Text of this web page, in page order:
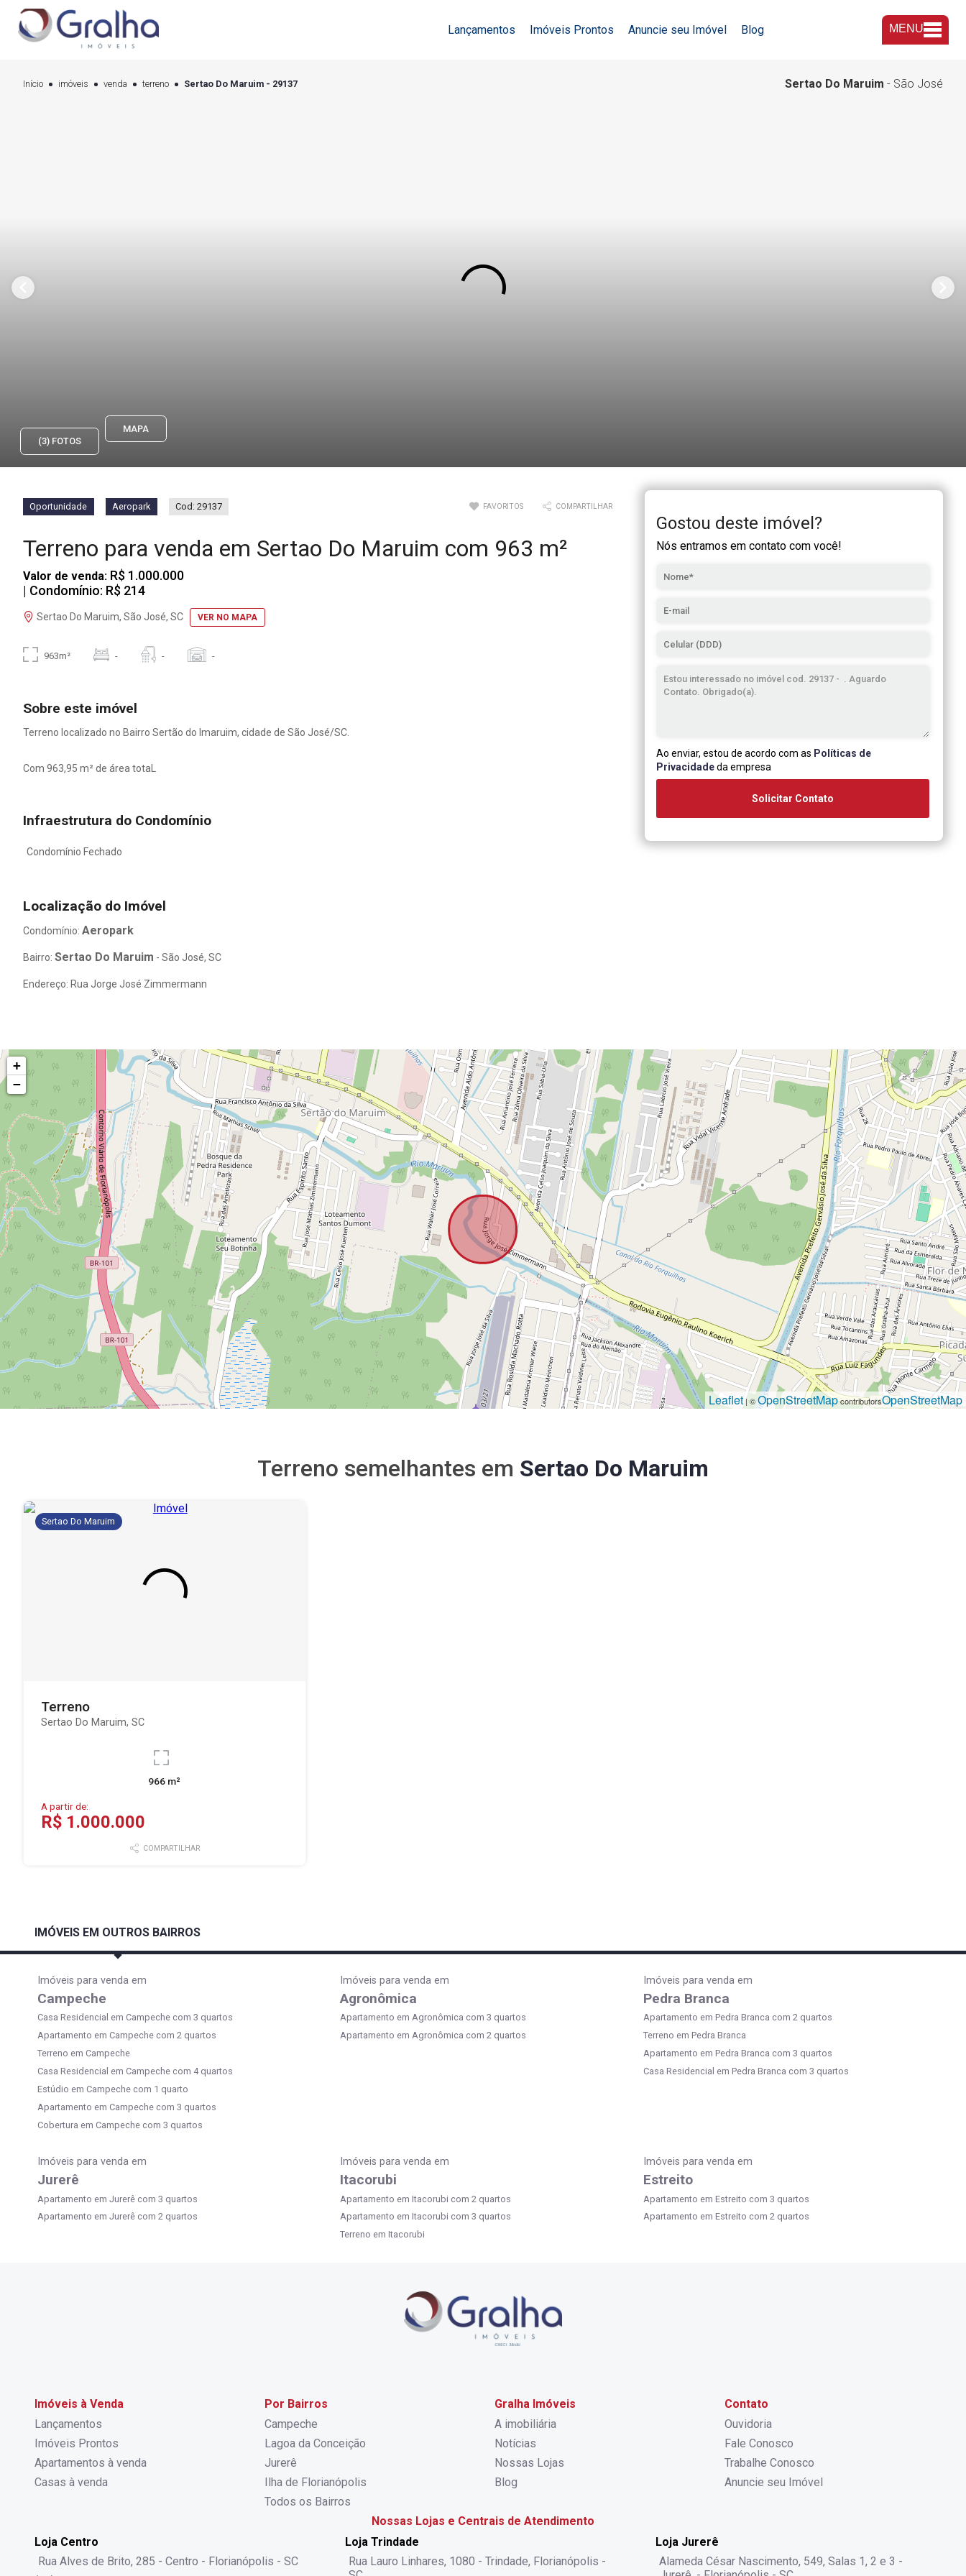
Lançamentos Imóveis Prontos Anuncie seu Imóvel Blog MENU
Início imóveis venda terreno Sertao Do Maruim - 29137 Sertao Do Maruim - São José
(3) FOTOS
MAPA
Oportunidade Aeropark Cod: 29137 FAVORITOS COMPARTILHAR
Terreno para venda em Sertao Do Maruim com 963 m²
Valor de venda: R$ 1.000.000
| Condomínio: R$ 214
Sertao Do Maruim, São José, SC VER NO MAPA
963m² - - -
Sobre este imóvel
Terreno localizado no Bairro Sertão do Imaruim, cidade de São José/SC.
Com 963,95 m² de área totaL
Infraestrutura do Condomínio
Condomínio Fechado
Localização do Imóvel
Condomínio: Aeropark
Bairro: Sertao Do Maruim - São José, SC
Endereço: Rua Jorge José Zimmermann
Gostou deste imóvel?
Nós entramos em contato com você!
Ao enviar, estou de acordo com as Políticas de
Privacidadeda empresa
Solicitar Contato
+
−
Leaflet| ©OpenStreetMapcontributorsOpenStreetMap
Terreno semelhantes em Sertao Do Maruim
Sertao Do Maruim
Terreno
Sertao Do Maruim, SC
966 m²
A partir de:
R$ 1.000.000
COMPARTILHAR
IMÓVEIS EM OUTROS BAIRROS
Imóveis para venda em
Campeche
Casa Residencial em Campeche com 3 quartos
Apartamento em Campeche com 2 quartos
Terreno em Campeche
Casa Residencial em Campeche com 4 quartos
Estúdio em Campeche com 1 quarto
Apartamento em Campeche com 3 quartos
Cobertura em Campeche com 3 quartos
Imóveis para venda em
Agronômica
Apartamento em Agronômica com 3 quartos
Apartamento em Agronômica com 2 quartos
Imóveis para venda em
Pedra Branca
Apartamento em Pedra Branca com 2 quartos
Terreno em Pedra Branca
Apartamento em Pedra Branca com 3 quartos
Casa Residencial em Pedra Branca com 3 quartos
Imóveis para venda em
Jurerê
Apartamento em Jurerê com 3 quartos
Apartamento em Jurerê com 2 quartos
Imóveis para venda em
Itacorubi
Apartamento em Itacorubi com 2 quartos
Apartamento em Itacorubi com 3 quartos
Terreno em Itacorubi
Imóveis para venda em
Estreito
Apartamento em Estreito com 3 quartos
Apartamento em Estreito com 2 quartos
Imóveis à Venda
Lançamentos
Imóveis Prontos
Apartamentos à venda
Casas à venda
Por Bairros
Campeche
Lagoa da Conceição
Jurerê
Ilha de Florianópolis
Todos os Bairros
Gralha Imóveis
A imobiliária
Notícias
Nossas Lojas
Blog
Contato
Ouvidoria
Fale Conosco
Trabalhe Conosco
Anuncie seu Imóvel
Nossas Lojas e Centrais de Atendimento
Loja Centro
Rua Alves de Brito, 285 - Centro - Florianópolis - SC
Loja Trindade
Rua Lauro Linhares, 1080 - Trindade, Florianópolis -
Loja Jurerê
Alameda César Nascimento, 549, Salas 1, 2 e 3 -